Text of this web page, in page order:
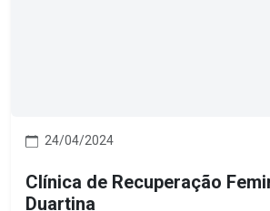
24/04/2024
Clínica de Recuperação
Duartina